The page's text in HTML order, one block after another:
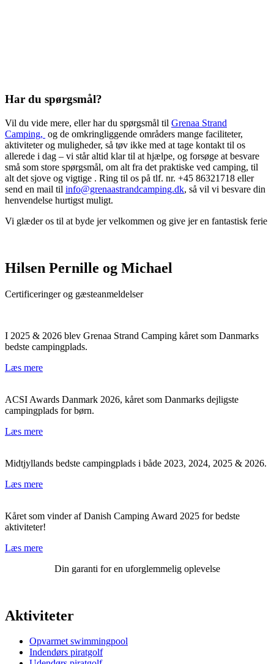
Har du spørgsmål?
Vil du vide mere, eller har du spørgsmål til Grenaa Strand
Camping, og de omkringliggende områders mange faciliteter,
aktiviteter og muligheder, så tøv ikke med at tage kontakt til os
allerede i dag – vi står altid klar til at hjælpe, og forsøge at besvare
små som store spørgsmål, om alt fra det praktiske ved camping, til
alt det sjove og vigtige . Ring til os på tlf. nr. +45 86321718 eller
send en mail til info@grenaastrandcamping.dk, så vil vi besvare din
henvendelse hurtigst muligt.
Vi glæder os til at byde jer velkommen og give jer en fantastisk ferie
Hilsen Pernille og Michael
Certificeringer og gæsteanmeldelser
I 2025 & 2026 blev Grenaa Strand Camping kåret som Danmarks
bedste campingplads.
Læs mere
ACSI Awards Danmark 2026, kåret som Danmarks dejligste
campingplads for børn.
Læs mere
Midtjyllands bedste campingplads i både 2023, 2024, 2025 & 2026.
Læs mere
Kåret som vinder af Danish Camping Award 2025 for bedste
aktiviteter!
Læs mere
Din garanti for en uforglemmelig oplevelse
Aktiviteter
Opvarmet swimmingpool
Indendørs piratgolf